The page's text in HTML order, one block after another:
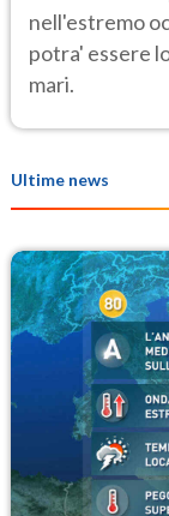
nell'estremo
potra' essere
mari.
Ultime news